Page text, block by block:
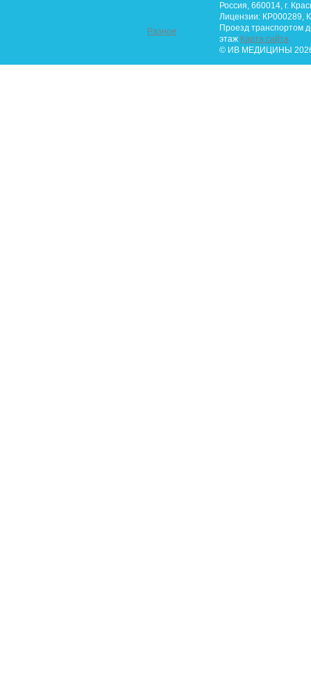
Разное
Россия, 660014, г.
Лицензии: КР000289,
Проезд транспортом
этаж Карта сайта
© ИВ МЕДИЦИНЫ